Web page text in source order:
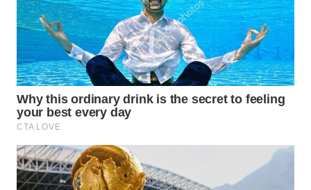
WN
NATUNA
WN
BINTAN
WN
MANDALIKA
WN
LIKUPANG